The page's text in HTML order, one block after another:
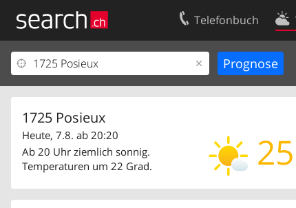
Telefonbuch
1725 Posieux
Heute, 7.8. ab 20:20
Ab 20 Uhr ziemlich sonnig.
Temperaturen um 22 Grad.
Ihr Eintrag
Kundencenter Geschäftskunden
Kontakt